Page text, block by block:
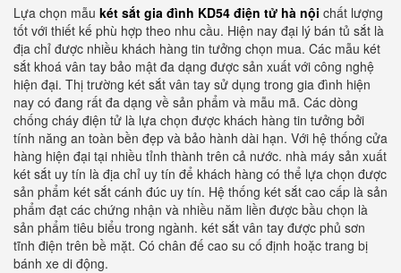
Lựa chọn mẫu két sắt gia đình KD54 điện tử hà nội chất lượng
tốt với thiết kế phù hợp theo nhu cầu. Hiện nay đại lý bán tủ sắt là
địa chỉ được nhiều khách hàng tin tưởng chọn mua. Các mẫu két
sắt khoá vân tay bảo mật đa dạng được sản xuất với công nghệ
hiện đại. Thị trường két sắt vân tay sử dụng trong gia đình hiện
nay có đang rất đa dạng về sản phẩm và mẫu mã. Các dòng
chống cháy điện tử là lựa chọn được khách hàng tin tưởng bởi
tính năng an toàn bền đẹp và bảo hành dài hạn. Với hệ thống cửa
hàng hiện đại tại nhiều tỉnh thành trên cả nước. nhà máy sản xuất
két sắt uy tín là địa chỉ uy tín để khách hàng có thể lựa chọn được
sản phẩm két sắt cánh đúc uy tín. Hệ thống két sắt cao cấp là sản
phẩm đạt các chứng nhận và nhiều năm liền được bầu chọn là
sản phẩm tiêu biểu trong ngành. két sắt vân tay được phủ sơn
tĩnh điện trên bề mặt. Có chân đế cao su cố định hoặc trang bị
bánh xe di động.